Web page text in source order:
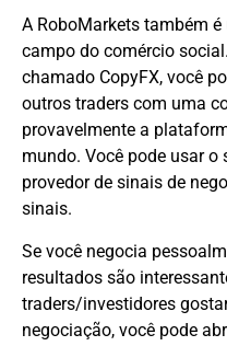
A RoboMarkets também
campo do comércio
chamado CopyFX, você
outros traders com uma
provavelmente a
mundo. Você pode usar o
provedor de sinais de
sinais.
Se você negocia
resultados são
traders/investidores
negociação, você pode